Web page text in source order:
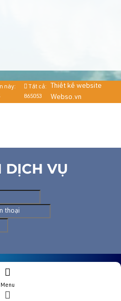
này:
Tất cả:
865053
Thiết kế website
Webso.vn
Menu
DỊCH VỤ